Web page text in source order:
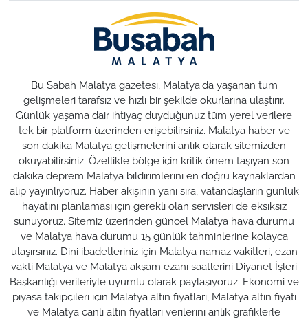
Bu Sabah Malatya gazetesi, Malatya'da yaşanan tüm
gelişmeleri tarafsız ve hızlı bir şekilde okurlarına ulaştırır.
Günlük yaşama dair ihtiyaç duyduğunuz tüm yerel verilere
tek bir platform üzerinden erişebilirsiniz. Malatya haber ve
son dakika Malatya gelişmelerini anlık olarak sitemizden
okuyabilirsiniz. Özellikle bölge için kritik önem taşıyan son
dakika deprem Malatya bildirimlerini en doğru kaynaklardan
alıp yayınlıyoruz. Haber akışının yanı sıra, vatandaşların günlük
hayatını planlaması için gerekli olan servisleri de eksiksiz
sunuyoruz. Sitemiz üzerinden güncel Malatya hava durumu
ve Malatya hava durumu 15 günlük tahminlerine kolayca
ulaşırsınız. Dini ibadetleriniz için Malatya namaz vakitleri, ezan
vakti Malatya ve Malatya akşam ezanı saatlerini Diyanet İşleri
Başkanlığı verileriyle uyumlu olarak paylaşıyoruz. Ekonomi ve
piyasa takipçileri için Malatya altın fiyatları, Malatya altın fiyatı
ve Malatya canlı altın fiyatları verilerini anlık grafiklerle